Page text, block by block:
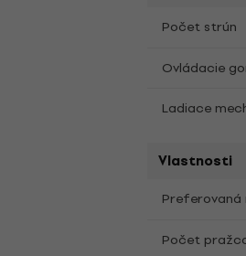
Počet strún
Ovládacie
Ladiace
Vlastnosti
Preferovaná
Počet